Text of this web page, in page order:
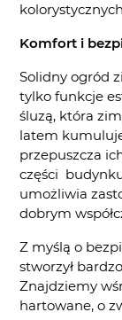
Komfort i
Solidny ogród
tylko funkcje
śluzą, która
latem
przepuszcza
części
umożliwia
dobrym
Z myślą o
stworzył
Znajdziemy
hartowane, o